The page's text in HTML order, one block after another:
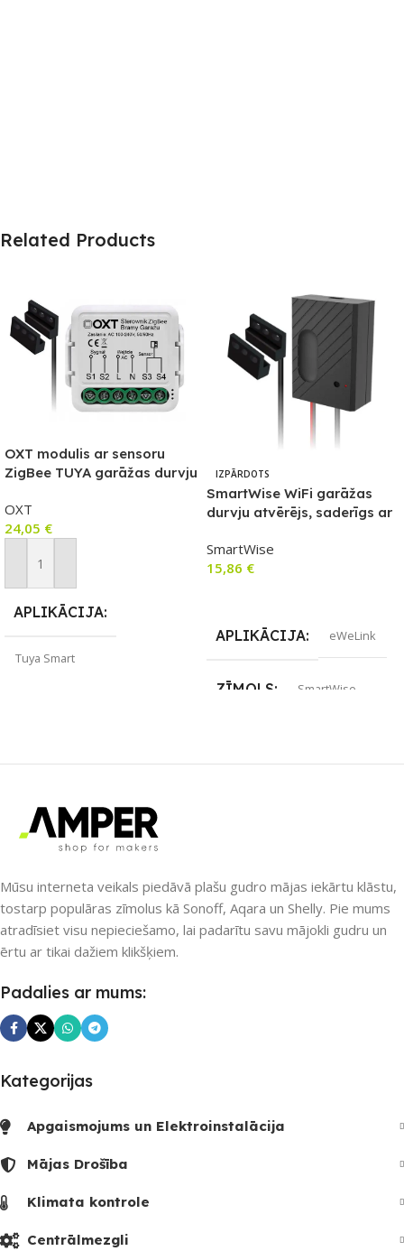
Related Products
OXT modulis ar sensoru
ZigBee TUYA garāžas durvju
OXT
24,05 €
Pievienot Grozam
APLIKĀCIJA
Tuya Smart
SAVIENOJUMS ZigBee
PIEEJAMS UZREIZ
SKAITS
3
IZPĀRDOTS
SmartWise WiFi garāžas
durvju atvērējs, saderīgs ar
(Lite versija)
SmartWise
15,86 €
APLIKĀCIJA eWeLink
ZĪMOLS SmartWise
UZREIZ PIEEJAMAIS
SKAITS
Mūsu interneta veikals piedāvā plašu gudro mājas iekārtu klāstu,
tostarp populāras zīmolus kā Sonoff, Aqara un Shelly. Pie mums
atradīsiet visu nepieciešamo, lai padarītu savu mājokli gudru un
ērtu ar tikai dažiem klikšķiem.
Padalies ar mums:
Kategorijas
Apgaismojums un Elektroinstalācija
Mājas Drošība
Klimata kontrole
Centrālmezgli